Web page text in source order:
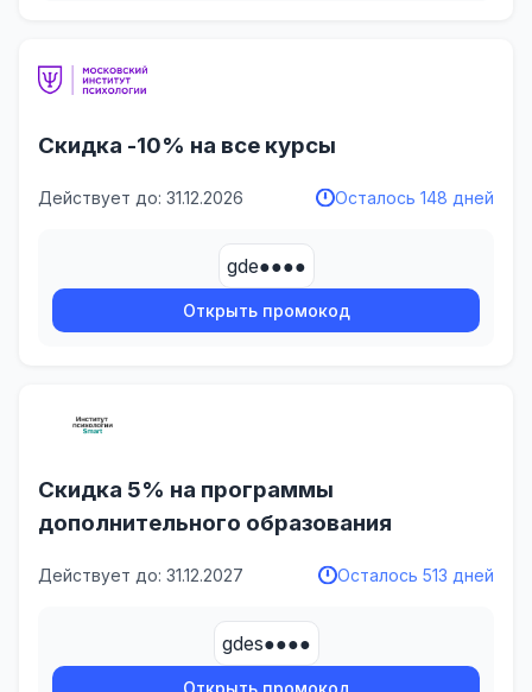
Скидка -10% на все курсы
Действует до: 31.12.2026 Осталось 148 дней
gde●●●●
Открыть промокод
Скидка 5% на программы
дополнительного образования
Действует до: 31.12.2027 Осталось 513 дней
gdes●●●●
Открыть промокод